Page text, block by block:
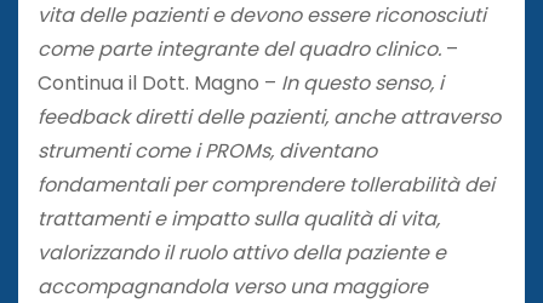
vita delle pazienti e devono essere riconosciuti
come parte integrante del quadro clinico. –
Continua il Dott. Magno – In questo senso, i
feedback diretti delle pazienti, anche attraverso
strumenti come i PROMs, diventano
fondamentali per comprendere tollerabilità dei
trattamenti e impatto sulla qualità di vita,
valorizzando il ruolo attivo della paziente e
accompagnandola verso una maggiore